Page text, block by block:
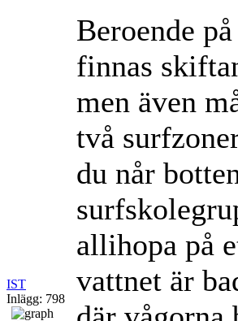
IST
Inlägg: 798
Beroende
finnas
men även
två
du når
allihopa på
vattnet är